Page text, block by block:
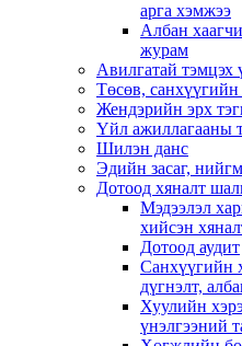
арга хэмжээ
Албан
журам
Авилгатай тэмцэх
Төсөв,
Жендэрийн эрх
Үйл ажиллагааны
Шилэн данс
Эдийн засаг,
Дотоод хяналт
Мэдээлэл
хийсэн
Дотоод аудит
Санхүүгийн
дүгнэлт,
Хуулийн
үнэлгээний